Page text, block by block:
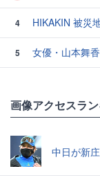
4 HIKAKIN 被災
5
女優・山本舞
画像アクセスラ
中日が新